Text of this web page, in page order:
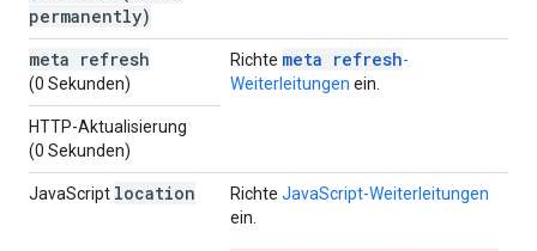
permanently)
meta refresh
(0 Sekunden)
Richte meta refresh-
Weiterleitungen ein.
HTTP-Aktualisierung
(0 Sekunden)
JavaScript location Richte JavaScript-Weiterleitungen
ein.